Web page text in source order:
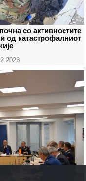
со активностите
од катастрофалниот